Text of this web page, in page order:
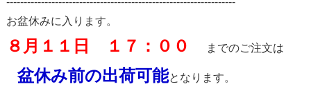
お盆休みに入ります。
８月１１日 １７：００ までのご注文は
盆休み前の出荷可能となります。